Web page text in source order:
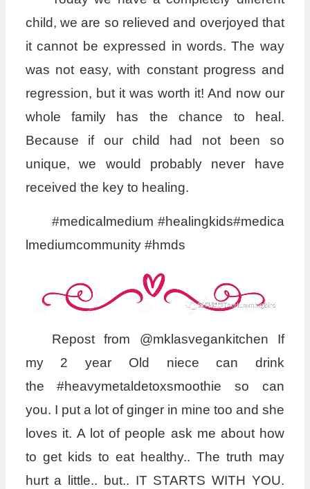
child, we are so relieved and overjoyed that
it cannot be expressed in words. The way
was not easy, with constant progress and
regression, but it was worth it! And now our
whole family has the chance to heal.
Because if our child had not been so
unique, we would probably never have
received the key to healing.
#medicalmedium #healingkids#medica
lmediumcommunity #hmds
Repost from @mklasvegankitchen If
my 2 year Old niece can drink
the #heavymetaldetoxsmoothie so can
you. I put a lot of ginger in mine too and she
loves it. A lot of people ask me about how
to get kids to eat healthy.. The truth may
hurt a little.. but.. IT STARTS WITH YOU.